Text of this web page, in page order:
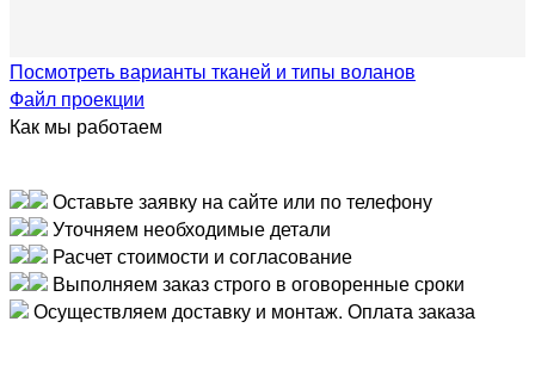
Посмотреть варианты тканей и типы воланов
Файл проекции
Как мы работаем
Оставьте заявку на сайте или по телефону
Уточняем необходимые детали
Расчет стоимости и согласование
Выполняем заказ строго в оговоренные сроки
Осуществляем доставку и монтаж. Оплата заказа